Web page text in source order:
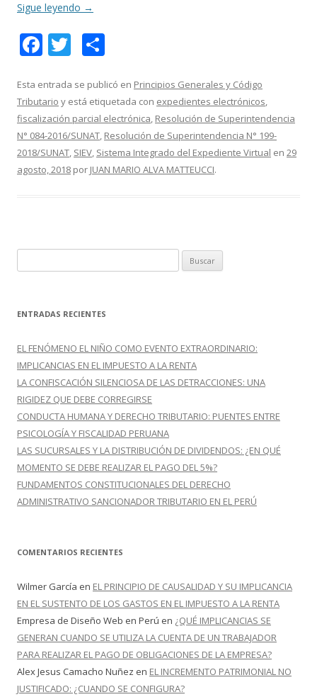
Sigue leyendo →
F
e
b
o
o
k
T
itt
er
m
p
ar
ti
r
Esta entrada se publicó en Principios Generales y Código
Tributario y está etiquetada con expedientes electrónicos,
fiscalización parcial electrónica, Resolución de Superintendencia
N° 084-2016/SUNAT, Resolución de Superintendencia N° 199-
2018/SUNAT, SIEV, Sistema Integrado del Expediente Virtual en 29
agosto, 2018 por JUAN MARIO ALVA MATTEUCCI.
u
c
r
:
ENTRADAS RECIENTES
EL FENÓMENO EL NIÑO COMO EVENTO EXTRAORDINARIO:
IMPLICANCIAS EN EL IMPUESTO A LA RENTA
LA CONFISCACIÓN SILENCIOSA DE LAS DETRACCIONES: UNA
RIGIDEZ QUE DEBE CORREGIRSE
CONDUCTA HUMANA Y DERECHO TRIBUTARIO: PUENTES ENTRE
PSICOLOGÍA Y FISCALIDAD PERUANA
LAS SUCURSALES Y LA DISTRIBUCIÓN DE DIVIDENDOS: ¿EN QUÉ
MOMENTO SE DEBE REALIZAR EL PAGO DEL 5%?
FUNDAMENTOS CONSTITUCIONALES DEL DERECHO
ADMINISTRATIVO SANCIONADOR TRIBUTARIO EN EL PERÚ
COMENTARIOS RECIENTES
Wilmer García en EL PRINCIPIO DE CAUSALIDAD Y SU IMPLICANCIA
EN EL SUSTENTO DE LOS GASTOS EN EL IMPUESTO A LA RENTA
Empresa de Diseño Web en Perú en ¿QUÉ IMPLICANCIAS SE
GENERAN CUANDO SE UTILIZA LA CUENTA DE UN TRABAJADOR
PARA REALIZAR EL PAGO DE OBLIGACIONES DE LA EMPRESA?
Alex Jesus Camacho Nuñez en EL INCREMENTO PATRIMONIAL NO
JUSTIFICADO: ¿CUANDO SE CONFIGURA?